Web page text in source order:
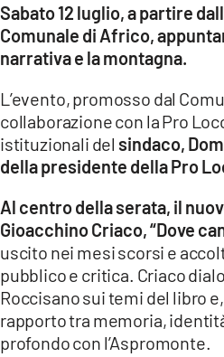
LaC
Network
LACTV.IT
LACONAIR.IT
ILREGGINO.IT
COSENZACHANNEL.IT
ILVIBONESE.IT
CATANZAROCHANNEL.IT
Sabato 12 luglio, a partire
Comunale di Africo,
narrativa e la montagna.
L’evento, promosso dal
collaborazione con la Pro
istituzionali del sindaco,
della presidente della Pro
Al centro della serata, il
Gioacchino Criaco, “Dove
uscito nei mesi scorsi e
pubblico e critica. Criaco
Roccisano sui temi del libro
rapporto tra memoria,
profondo con l’Aspromonte.